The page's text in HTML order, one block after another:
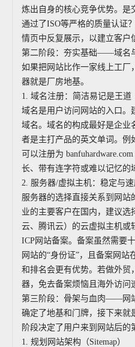
炼出自身的核心竞争优势。是
通过了ISO等严格的质量认证
情页中反复展示，以建立客户
第二阶段：夯实基础——域名
如果把网站比作一家线上工厂
器就是厂房地基。
1. 域名注册：简洁易记是王道
域名是用户访问网站的入口。
域名。域名的构成最好是企业
者是主打产品的英文单词。例
可以注册为
长、带有连字符或难以记忆的
2. 服务器/虚拟主机：稳定与
服务器的选择直接关系到网
业的主要客户在国内，建议选
云、腾讯云）的云虚拟主机或
ICP网站备案。备案虽然需要
网站的“身份证”，且备案网
和排名会更有优势。若做外贸
器，免去备案烦恼且海外访问
第三阶段：骨架与血肉——网
确定了地基和门牌，接下来就
阶段决定了用户来到网站后的
1. 规划网站架构（Sitemap）